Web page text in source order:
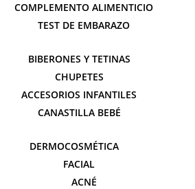
COMPLEMENTO ALIMENTICIO
TEST DE EMBARAZO
BIBERONES Y TETINAS
CHUPETES
ACCESORIOS INFANTILES
CANASTILLA BEBÉ
DERMOCOSMÉTICA
FACIAL
ACNÉ